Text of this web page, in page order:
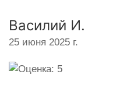
Василий И.
25 июня 2025 г.